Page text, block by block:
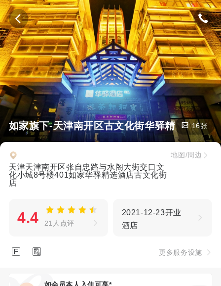
如家旗下-天津南开区古文化街华驿精选酒店
16张
天津天津南开区张自忠路与水阁大街交口文
化小城8号楼401如家华驿精选酒店古文化街
店
地图/周边
4.4 21人点评
2021-12-23开业
酒店
  更多服务设施